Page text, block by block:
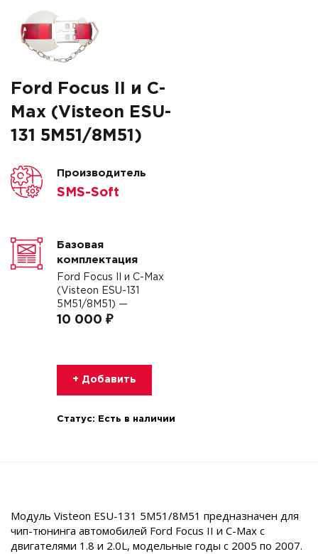
Ford Focus II и C-
Max (Visteon ESU-
131 5M51/8M51)
Производитель
SMS-Soft
Базовая
комплектация
Ford Focus II и C-Max
(Visteon ESU-131
5M51/8M51) —
10 000 ₽
+ Добавить
Статус: Есть в наличии
Модуль Visteon ESU-131 5M51/8M51 предназначен для
чип-тюнинга автомобилей Ford Focus II и C-Max с
двигателями 1.8 и 2.0L, модельные годы с 2005 по 2007.